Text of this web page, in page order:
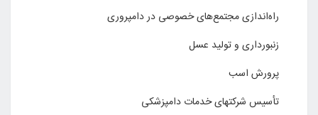
راه‌اندازی مجتمع‌های خصوصی در دامپروری
زنبور‌داری و تولید عسل
پرورش اسب
تأسیس شرکتهای خدمات دامپزشکی